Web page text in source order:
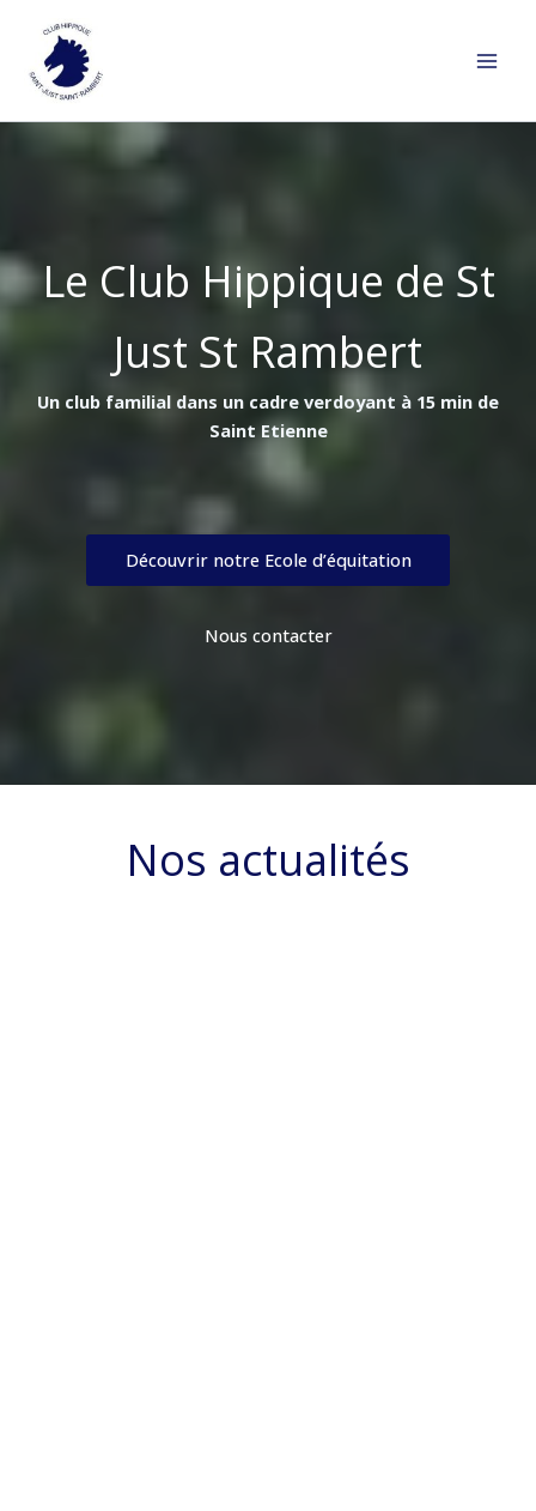
contenu
Le Club Hippique de St
Just St Rambert
Un club familial dans un cadre verdoyant à 15 min de
Saint Etienne
Découvrir notre Ecole d’équitation
Nous contacter
Nos actualités